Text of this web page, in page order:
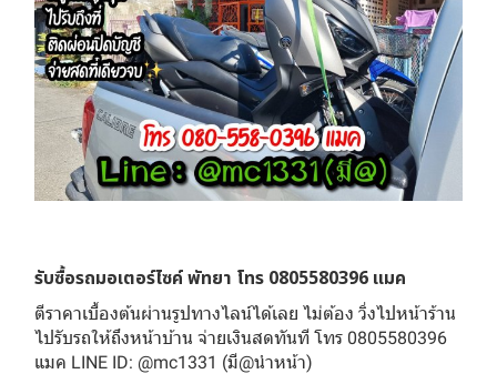
รับซื้อรถมอเตอร์ไซค์ พัทยา โทร 0805580396 แมค
ตีราคาเบื้องต้นผ่านรูปทางไลน์ได้เลย ไม่ต้อง วิ่งไปหน้าร้าน
ไปรับรถให้ถึงหน้าบ้าน จ่ายเงินสดทันที โทร 0805580396
แมค LINE ID: @mc1331 (มี@นำหน้า)